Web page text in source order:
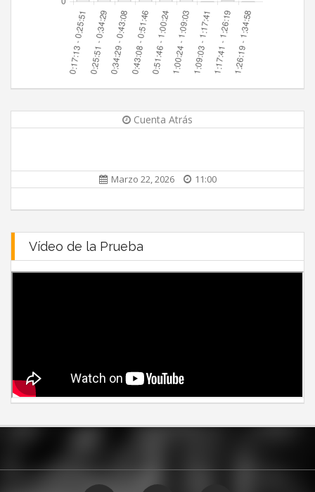
Cuenta Atrás
Marzo 22, 2026 11:00
Vídeo de la Prueba